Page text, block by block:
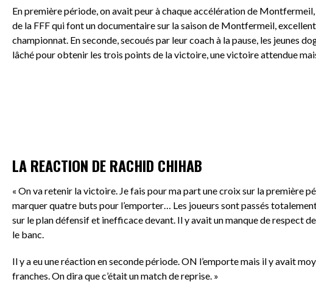
En première période, on avait peur à chaque accélération de
de la FFF qui font un documentaire sur la saison de Montfermeil,
championnat. En seconde, secoués par leur coach à la pause, les jeunes
lâché pour obtenir les trois points de la victoire, une victoire attendue
LA REACTION DE RACHID CHIHAB
« On va retenir la victoire. Je fais pour ma part une croix sur la première
marquer quatre buts pour l’emporter… Les joueurs sont passés
sur le plan défensif et inefficace devant. Il y avait un manque de respect
le banc.
Il y a eu une réaction en seconde période. ON l’emporte mais il y avait
franches. On dira que c’était un match de reprise. »